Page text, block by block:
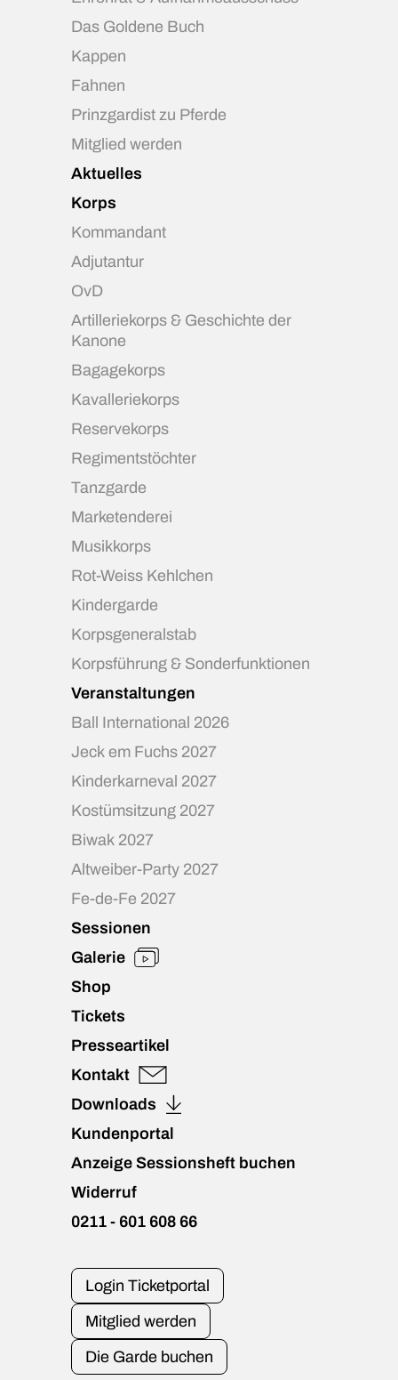
Das Goldene Buch
Kappen
Fahnen
Prinzgardist zu Pferde
Mitglied werden
Aktuelles
Korps
Kommandant
Adjutantur
OvD
Artilleriekorps & Geschichte der
Kanone
Bagagekorps
Kavalleriekorps
Reservekorps
Regimentstöchter
Tanzgarde
Marketenderei
Musikkorps
Rot-Weiss Kehlchen
Kindergarde
Korpsgeneralstab
Korpsführung & Sonderfunktionen
Veranstaltungen
Ball International 2026
Jeck em Fuchs 2027
Kinderkarneval 2027
Kostümsitzung 2027
Biwak 2027
Altweiber-Party 2027
Fe-de-Fe 2027
Sessionen
Galerie
Shop
Tickets
Presseartikel
Kontakt
Downloads
Kundenportal
Anzeige Sessionsheft buchen
Widerruf
0211 - 601 608 66
Login Ticketportal
Mitglied werden
Die Garde buchen